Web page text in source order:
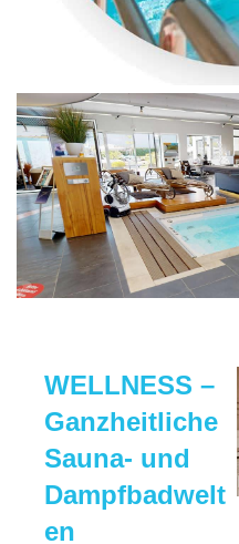
WELLNESS –
Ganzheitliche
Sauna- und
Dampfbadwelt
en